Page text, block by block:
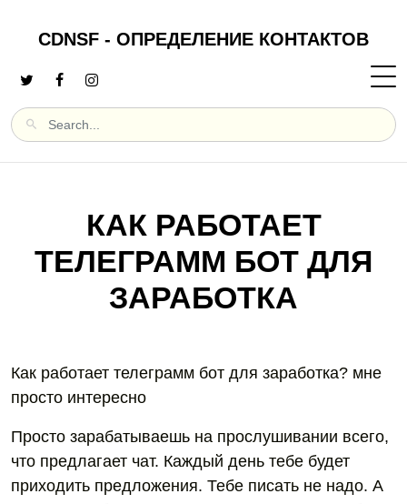
CDNSF - ОПРЕДЕЛЕНИЕ КОНТАКТОВ
КАК РАБОТАЕТ
ТЕЛЕГРАММ БОТ ДЛЯ
ЗАРАБОТКА
Как работает телеграмм бот для заработка? мне
просто интересно
Просто зарабатываешь на прослушивании всего,
что предлагает чат. Каждый день тебе будет
приходить предложения. Тебе писать не надо. А